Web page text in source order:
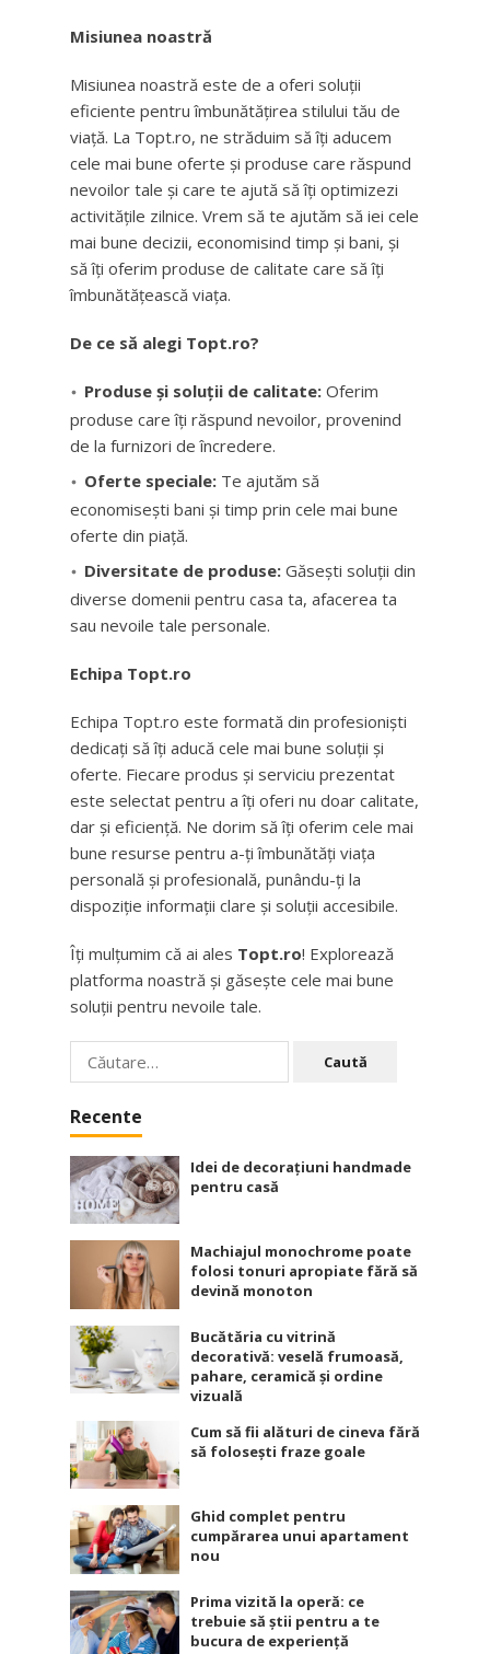
Misiunea noastră
Misiunea noastră este de a oferi soluții
eficiente pentru îmbunătățirea stilului tău de
viață. La Topt.ro, ne străduim să îți aducem
cele mai bune oferte și produse care răspund
nevoilor tale și care te ajută să îți optimizezi
activitățile zilnice. Vrem să te ajutăm să iei cele
mai bune decizii, economisind timp și bani, și
să îți oferim produse de calitate care să îți
îmbunătățească viața.
De ce să alegi Topt.ro?
Produse și soluții de calitate: Oferim
produse care îți răspund nevoilor, provenind
de la furnizori de încredere.
Oferte speciale: Te ajutăm să
economisești bani și timp prin cele mai bune
oferte din piață.
Diversitate de produse: Găsești soluții din
diverse domenii pentru casa ta, afacerea ta
sau nevoile tale personale.
Echipa Topt.ro
Echipa Topt.ro este formată din profesioniști
dedicați să îți aducă cele mai bune soluții și
oferte. Fiecare produs și serviciu prezentat
este selectat pentru a îți oferi nu doar calitate,
dar și eficiență. Ne dorim să îți oferim cele mai
bune resurse pentru a-ți îmbunătăți viața
personală și profesională, punându-ți la
dispoziție informații clare și soluții accesibile.
Îți mulțumim că ai ales Topt.ro! Explorează
platforma noastră și găsește cele mai bune
soluții pentru nevoile tale.
Caută
după:
Recente
Idei de decorațiuni handmade
pentru casă
Machiajul monochrome poate
folosi tonuri apropiate fără să
devină monoton
Bucătăria cu vitrină
decorativă: veselă frumoasă,
pahare, ceramică și ordine
vizuală
Cum să fii alături de cineva fără
să folosești fraze goale
Ghid complet pentru
cumpărarea unui apartament
nou
Prima vizită la operă: ce
trebuie să știi pentru a te
bucura de experiență